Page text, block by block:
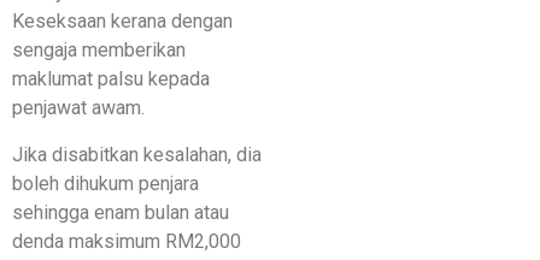
Keseksaan kerana dengan
sengaja memberikan
maklumat palsu kepada
penjawat awam.
Jika disabitkan kesalahan, dia
boleh dihukum penjara
sehingga enam bulan atau
denda maksimum RM2,000